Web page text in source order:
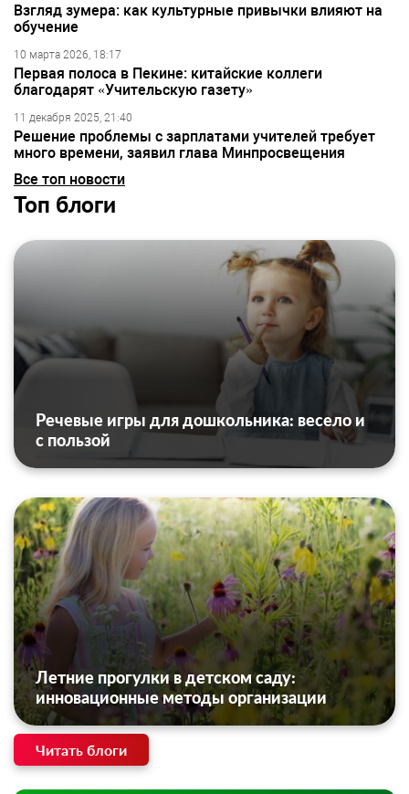
Взгляд зумера: как культурные привычки влияют на
обучение
10 марта 2026, 18:17
Первая полоса в Пекине: китайские коллеги
благодарят «Учительскую газету»
11 декабря 2025, 21:40
Решение проблемы с зарплатами учителей требует
много времени, заявил глава Минпросвещения
Все топ новости
Топ блоги
Речевые игры для дошкольника: весело и
с пользой
Летние прогулки в детском саду:
инновационные методы организации
Читать блоги